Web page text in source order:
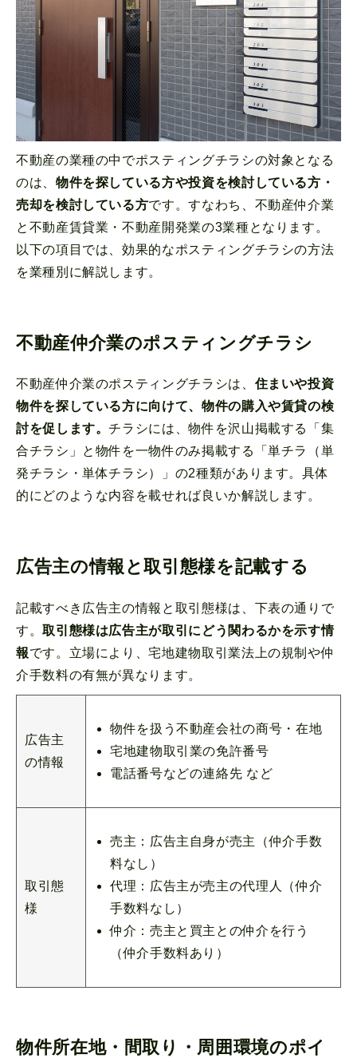
不動産の業種の中でポスティングチラシの対象となる
のは、 物件を探している方や投資を検討している方・
売却を検討している方です。すなわち、不動産仲介業
と不動産賃貸業・不動産開発業の3業種となります。
以下の項目では、効果的なポスティングチラシの方法
を業種別に解説します。
不動産仲介業のポスティングチラシ
不動産仲介業のポスティングチラシは、 住まいや投資
物件を探している方に向けて、物件の購入や賃貸の検
討を促します。チラシには、物件を沢山掲載する「集
合チラシ」と物件を一物件のみ掲載する「単チラ（単
発チラシ・単体チラシ）」の2種類があります。具体
的にどのような内容を載せれば良いか解説します。
広告主の情報と取引態様を記載する
記載すべき広告主の情報と取引態様は、下表の通りで
す。取引態様は広告主が取引にどう関わるかを示す情
報です。立場により、宅地建物取引業法上の規制や仲
介手数料の有無が異なります。
広告主
の情報
物件を扱う不動産会社の商号・在地
宅地建物取引業の免許番号
電話番号などの連絡先 など
取引態
様
売主：広告主自身が売主（仲介手数
料なし）
代理：広告主が売主の代理人（仲介
手数料なし）
仲介：売主と買主との仲介を行う
（仲介手数料あり）
物件所在地・間取り・周囲環境のポイ